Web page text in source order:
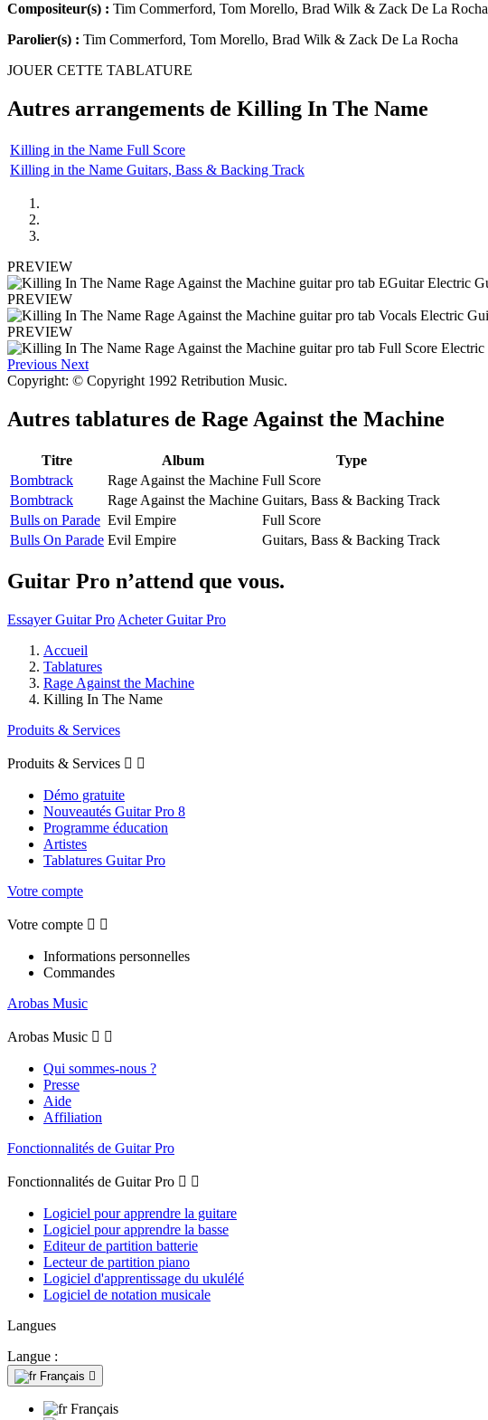
Compositeur(s) : Tim Commerford, Tom Morello, Brad Wilk & Zack De La Rocha
Parolier(s) : Tim Commerford, Tom Morello, Brad Wilk & Zack De La Rocha
JOUER CETTE TABLATURE
Autres arrangements de Killing In The Name
Killing in the Name Full Score
Killing in the Name Guitars, Bass & Backing Track
PREVIEW
PREVIEW
PREVIEW
Previous Next
Copyright: © Copyright 1992 Retribution Music.
Autres tablatures de Rage Against the Machine
Titre Album
Type
Bombtrack
Rage Against the Machine Full Score
Bombtrack
Rage Against the Machine Guitars, Bass & Backing Track
Bulls on Parade Evil Empire
Full Score
Bulls On Parade Evil Empire Guitars, Bass & Backing Track
Guitar Pro n’attend que vous.
Essayer Guitar Pro Acheter Guitar Pro
Accueil
Tablatures
Rage Against the Machine
Killing In The Name
Produits & Services
Produits & Services  
Démo gratuite
Nouveautés Guitar Pro 8
Programme éducation
Artistes
Tablatures Guitar Pro
Votre compte
Votre compte  
Informations personnelles
Commandes
Arobas Music
Arobas Music  
Qui sommes-nous ?
Presse
Aide
Affiliation
Fonctionnalités de Guitar Pro
Fonctionnalités de Guitar Pro  
Logiciel pour apprendre la guitare
Logiciel pour apprendre la basse
Editeur de partition batterie
Lecteur de partition piano
Logiciel d'apprentissage du ukulélé
Logiciel de notation musicale
Langues
Langue :
Français 
Français